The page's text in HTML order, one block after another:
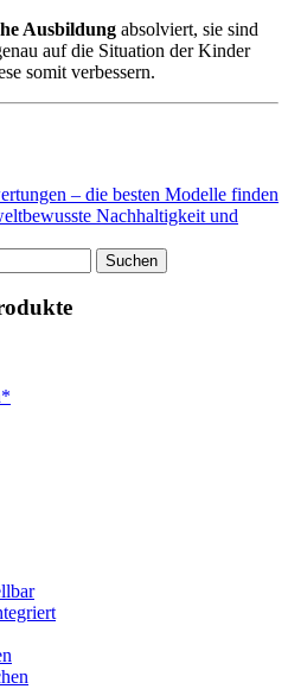
Ausbildung absolviert, sie sind
auf die Situation der Kinder
somit verbessern.
– die besten Modelle finden
Nachhaltigkeit und